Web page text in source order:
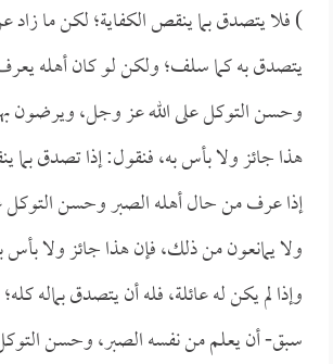
) فلا يتصدق بما ينقص الكفاية؛ لكن ما زاد
يتصدق به كما سلف؛ ولكن لو كان أهله
وحسن التوكل على الله عز وجل، ويرضون
هذا جائز ولا بأس به، فنقول: إذا تصدق بما
إذا عرف من حال أهله الصبر وحسن التوكل
ولا يمانعون من ذلك، فإن هذا جائز ولا بأس
وإذا لم يكن له عائلة، فله أن يتصدق بماله
سبق- أن يعلم من نفسه الصبر، وحسن